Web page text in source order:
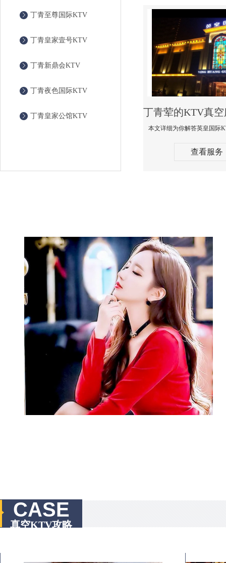
丁青至尊国际KTV
丁青皇家壹号KTV
丁青新鼎会KTV
丁青夜色国际KTV
丁青皇家公馆KTV
查看服务
CASE
真空KTV攻略